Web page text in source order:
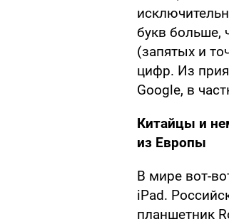
букв больше,
(запятых и
цифр. Из
Google, в
Китайцы и
из Европы
В мире вот-
iPad.
планшетник